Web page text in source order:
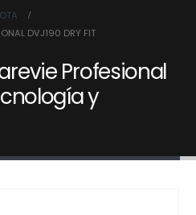
DVJ190 DRY FIT
Profesional
y